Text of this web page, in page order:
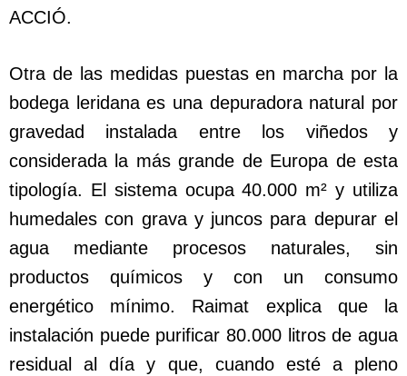
ACCIÓ.
Otra de las medidas puestas en marcha por la
bodega leridana es una depuradora natural por
gravedad instalada entre los viñedos y
considerada la más grande de Europa de esta
tipología. El sistema ocupa 40.000 m² y utiliza
humedales con grava y juncos para depurar el
agua mediante procesos naturales, sin
productos químicos y con un consumo
energético mínimo. Raimat explica que la
instalación puede purificar 80.000 litros de agua
residual al día y que, cuando esté a pleno